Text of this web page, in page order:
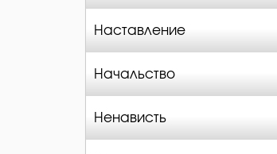
Наставление
Начальство
Ненависть